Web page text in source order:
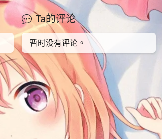
Ta的评论
暂时没有评论。